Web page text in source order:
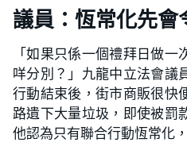
議員：恆常化先會
「如果只係一個禮拜日做
咩分別？」九龍中立法會議
行動結束後，街市商販很快
路遺下大量垃圾，即使被罰
他認為只有聯合行動恆常化